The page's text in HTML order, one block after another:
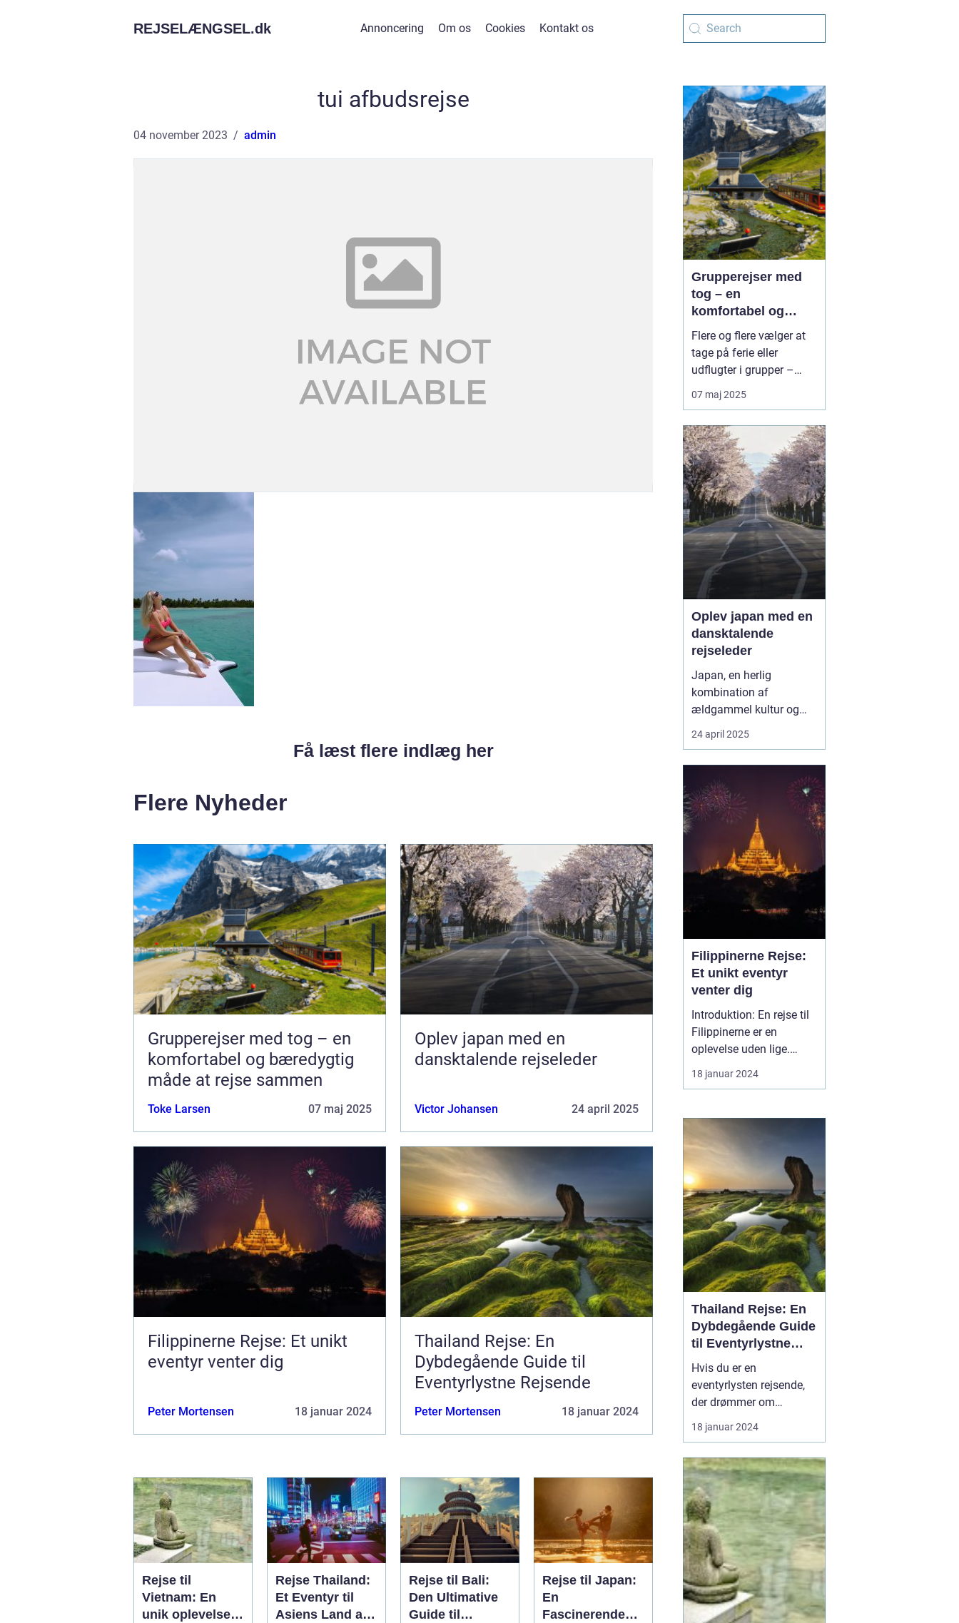
REJSELÆNGSEL.dk Annoncering Om os Cookies Kontakt os
tui afbudsrejse
04 november 2023 admin
Få læst flere indlæg her
Flere Nyheder
Grupperejser med tog – en
komfortabel og bæredygtig
måde at rejse sammen
Toke Larsen 07 maj 2025
Oplev japan med en
dansktalende rejseleder
Victor Johansen 24 april 2025
Filippinerne Rejse: Et unikt
eventyr venter dig
Peter Mortensen 18 januar 2024
Thailand Rejse: En
Dybdegående Guide til
Eventyrlystne Rejsende
Peter Mortensen 18 januar 2024
Rejse til
Vietnam: En
unik oplevelse
Rejse Thailand:
Et Eventyr til
Asiens Land af
Rejse til Bali:
Den Ultimative
Guide til
Rejse til Japan:
En
Fascinerende
Grupperejser med
tog – en
komfortabel og
bæredygtig måde at
rejse sammen
Flere og flere vælger at
tage på ferie eller
udflugter i grupper –
hvad enten det er
familier, vennegrupper,
foreninger. Når rejsen
skal være både praktisk,
komfortabel og
miljøven...
07 maj 2025
Oplev japan med en
dansktalende
rejseleder
Japan, en herlig
kombination af
ældgammel kultur og
moderne innovation, er
en destination, der
hele verden. For danske
rejsende bliver
oplevelsen ekstra unik,
når de har en rejseleder,
der taler deres eget
sprog. ...
24 april 2025
Filippinerne Rejse:
Et unikt eventyr
venter dig
Introduktion: En rejse til
Filippinerne er en
oplevelse uden lige.
Dette sydøstasiatiske
paradis, der består af
byder på en overflod af
kulturelle, naturlige og
historiske skatte, der er
dybt forankrede i hjertet
af landet. Uan...
18 januar 2024
Thailand Rejse: En
Dybdegående Guide
til Eventyrlystne
Rejsende
Hvis du er en
eventyrlysten rejsende,
der drømmer om
eksotiske destinationer,
er en Thailand-rejse et
sin enestående blanding
af naturskønhed,
kulturarv og venlige
lokalbefolkning er
Thailand blevet et
populært rejsemål for
tur...
18 januar 2024